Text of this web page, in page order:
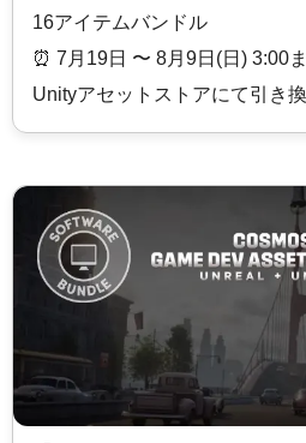
16アイテムバンドル
⏰️ 7月19日 〜 8月9日(日) 3:00
Unityアセットストアにて引き